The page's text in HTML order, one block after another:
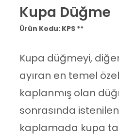
Kupa Düğme
Ürün Kodu: KPS **
Kupa düğmeyi,
ayıran en temel
kaplanmış olan
sonrasında
kaplamada kupa